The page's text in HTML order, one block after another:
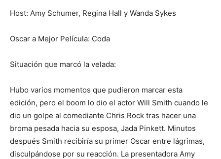
Host: Amy Schumer, Regina Hall y Wanda Sykes
Oscar a Mejor Película: Coda
Situación que marcó la velada:
Hubo varios momentos que pudieron marcar esta
edición, pero el boom lo dio el actor Will Smith cuando le
dio un golpe al comediante Chris Rock tras hacer una
broma pesada hacia su esposa, Jada Pinkett. Minutos
después Smith recibiría su primer Oscar entre lágrimas,
disculpándose por su reacción. La presentadora Amy